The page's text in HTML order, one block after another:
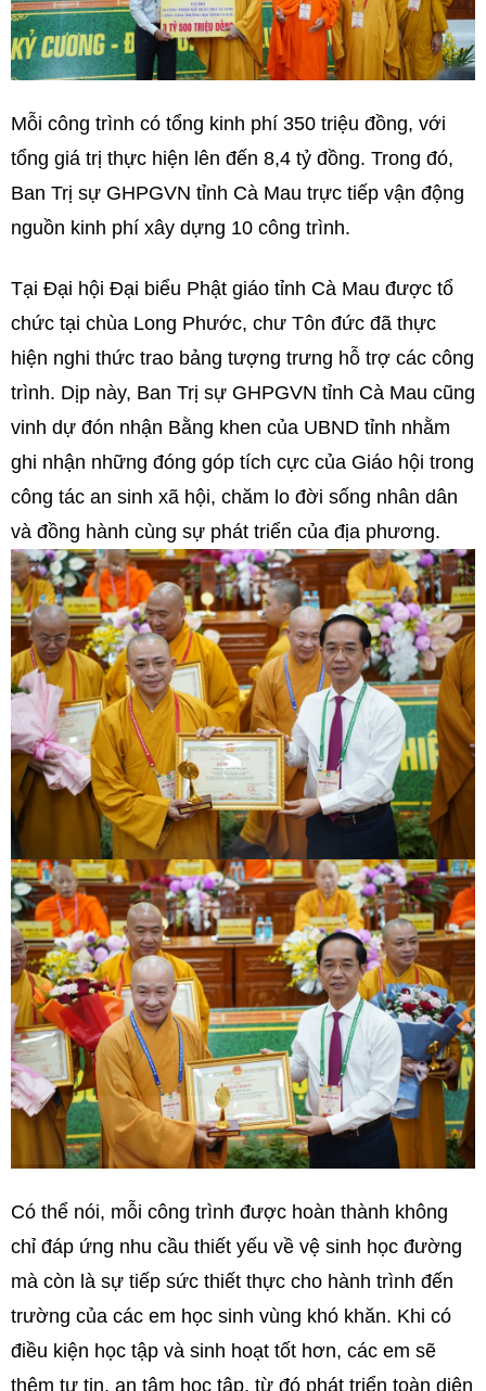
Mỗi công trình có tổng kinh phí 350 triệu đồng, với
tổng giá trị thực hiện lên đến 8,4 tỷ đồng. Trong đó,
Ban Trị sự GHPGVN tỉnh Cà Mau trực tiếp vận động
nguồn kinh phí xây dựng 10 công trình.
Tại Đại hội Đại biểu Phật giáo tỉnh Cà Mau được tổ
chức tại chùa Long Phước, chư Tôn đức đã thực
hiện nghi thức trao bảng tượng trưng hỗ trợ các công
trình. Dịp này, Ban Trị sự GHPGVN tỉnh Cà Mau cũng
vinh dự đón nhận Bằng khen của UBND tỉnh nhằm
ghi nhận những đóng góp tích cực của Giáo hội trong
công tác an sinh xã hội, chăm lo đời sống nhân dân
và đồng hành cùng sự phát triển của địa phương.
Có thể nói, mỗi công trình được hoàn thành không
chỉ đáp ứng nhu cầu thiết yếu về vệ sinh học đường
mà còn là sự tiếp sức thiết thực cho hành trình đến
trường của các em học sinh vùng khó khăn. Khi có
điều kiện học tập và sinh hoạt tốt hơn, các em sẽ
thêm tự tin, an tâm học tập, từ đó phát triển toàn diện